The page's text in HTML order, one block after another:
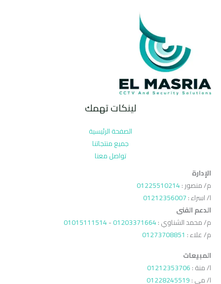
لينكات تهمك
الصفحة الرئيسية
جميع منتجاتنا
تواصل معنا
الإدارة
م/ منصور :01225510214
ا/ اسراء :01212356007
الدعم الفنى
م/ محمد الشناوي :01203371664
-
01015111514
م/ علاء : 01273708851
المبيعات
ا/ منة :01212353706
ا/ مي :01228245519